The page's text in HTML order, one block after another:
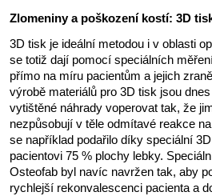
Zlomeniny a poškození kostí: 3D
3D tisk je ideální metodou i v oblasti
se totiž dají pomocí speciálních
přímo na míru pacientům a jejich
výrobě materiálů pro 3D tisk jsou
vytištěné náhrady voperovat tak, že
nezpůsobují v těle odmítavé reakce
se například podařilo díky speciální
pacientovi 75 % plochy lebky.
Osteofab byl navíc navržen tak, aby
rychlejší rekonvalescenci pacienta a